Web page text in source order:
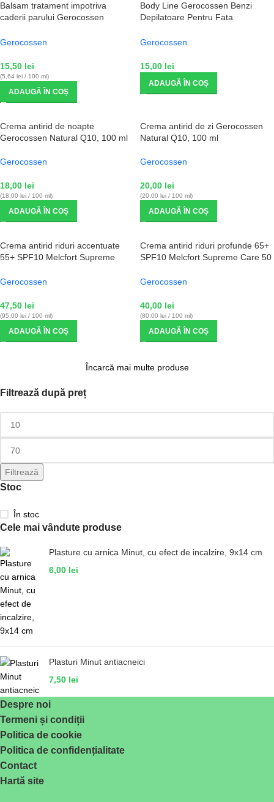
Filtrează după preț
Filtrează
Stoc
În stoc
Cele mai vândute produse
Plasture cu arnica Minut, cu efect de incalzire, 9x14 cm
6,00 lei
Plasturi Minut antiacneici
7,50 lei
Balsam tratament impotriva
caderii parului Gerocossen
cadere, 275 ml
Gerocossen
15,50 lei
(5,64 lei / 100 ml)
ADAUGĂ ÎN COȘ
Body Line Gerocossen Benzi
Depilatoare Pentru Fata
Servetel Dupa Depilare Cu Aloe
Gerocossen
15,00 lei
ADAUGĂ ÎN COȘ
Crema antirid de noapte
Gerocossen Natural Q10, 100 ml
Gerocossen
18,00 lei
(18,00 lei / 100 ml)
ADAUGĂ ÎN COȘ
Crema antirid de zi Gerocossen
Natural Q10, 100 ml
Gerocossen
20,00 lei
(20,00 lei / 100 ml)
ADAUGĂ ÎN COȘ
Crema antirid riduri accentuate
55+ SPF10 Melcfort Supreme
Gerocossen
47,50 lei
(95,00 lei / 100 ml)
ADAUGĂ ÎN COȘ
Crema antirid riduri profunde 65+
SPF10 Melcfort Supreme Care 50
Gerocossen
40,00 lei
(80,00 lei / 100 ml)
ADAUGĂ ÎN COȘ
Încarcă mai multe produse
Despre noi
Termeni și condiții
Politica de cookie
Politica de confidențialitate
Contact
Hartă site